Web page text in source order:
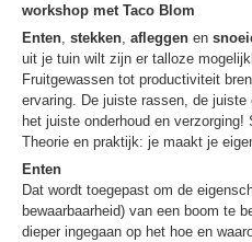
workshop met Taco Blom
Enten, stekken, afleggen en
uit je tuin wilt zijn er talloze
Fruitgewassen tot productiviteit
ervaring. De juiste rassen, de
het juiste onderhoud en
Theorie en praktijk: je maakt je
Enten
Dat wordt toegepast om de
bewaarbaarheid) van een boom te
dieper ingegaan op het hoe en